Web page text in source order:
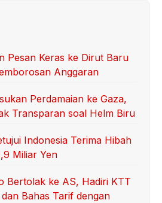
Pesan Keras ke Dirut Baru
Anggaran
Perdamaian ke Gaza,
Transparan soal Helm Biru
Indonesia Terima Hibah
Miliar Yen
Bertolak ke AS, Hadiri KTT
Bahas Tarif dengan